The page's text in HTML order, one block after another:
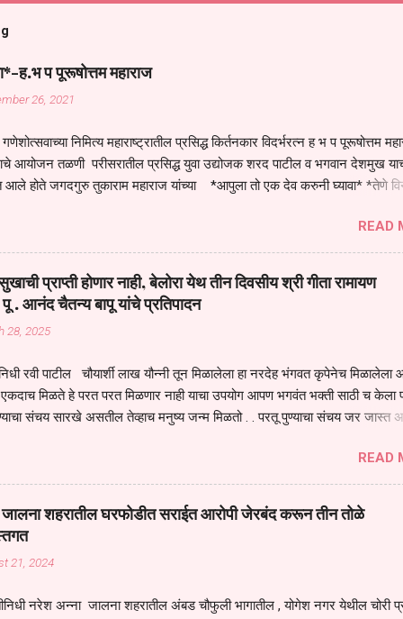
ह.भ प पूरूषोत्तम महाराज
26, 2021
निमित्य महाराष्ट्रातील प्रसिद्ध किर्तनकार विदर्भरत्न ह भ प पूरूषोत्तम
आयोजन तळणी परीसरातील प्रसिद्ध युवा उद्योजक शरद पाटील व भगवान देशमुख
आले होते जगदगुरु तुकाराम महाराज यांच्या *आपुला तो एक देव करुनी घ्यावा* *तेणे
बसलेली लोक ही खरच भाग्यवान आहेत कोरोना सारख्या महामारीत आपंण जिवंत आहोत
तर धार्मीक विचाराचा आधार आपल्याला घ्यावाच लागेल महामारीच्या काळात वारकरी
मानव जातीची मानसीक अवस्था सक्षम असणे गरजेचे आहे कोरोना ने मानवी
सगळ्याना करून दीली आहे मनुष्याच्या आयुष्यातील नामसाधना ही त्याच्यासाठी खूप
करण्याचा आळस आ...
READ
प्राप्ती होणार नाही, बेलोरा येथ तीन दिवसीय श्री गीता रामायण
. आनंद चैतन्य बापू यांचे प्रतिपादन
28, 2025
रवी पाटील चौयार्शी लाख यौन्नी तून मिळालेला हा नरदेह भंगवत कृपेनेच मिळालेला
मिळते हे परत परत मिळणार नाही याचा उपयोग आपण भगवंत भक्ती साठी च केला
संचय सारखे असतील तेव्हाच मनुष्य जन्म मिळतो . . परतू पुण्याचा संचय जर जास्त
सुंगधाचे व्यसन लागण्यापेक्षा भगवत भंक्ती चे व व्यसन लावा म्हणजे या नरदेहाचा उपयोग
मनुष्यावर होत असतात यापैकी भगवत कृपा ही पुण्यवानालाच होत असते . भगवंताच्या
होतो गरज आहे त्याला मनापासून आळवण्याची असे प्रतिपादन प पू चेतन्य बापू याचे कृपा
बापू यांनी तळणी येथून जवळच असलेल्या बेलोरा येथे केले तीन दिवसीय गीतारामायण
करण्यात आले आहे . या कलयुगात प्रत्येक मनुष्य दुःखी आहे थोडे थोडे सगळेच
कोणीच सुखी नजरेला येणार नाही . धनाने सुखी असतील पण शरीर व्याधी...
READ
जालना शहरातील घरफोडीत सराईत आरोपी जेरबंद करून तीन तोळे
21, 2024
नरेश अन्ना जालना शहरातील अंबड चौफुली भागातील , योगेश नगर येथील चोरी